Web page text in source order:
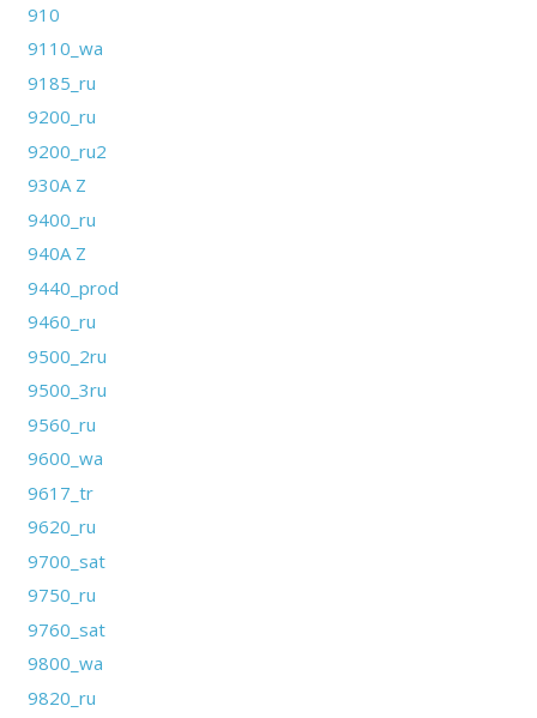
910
9110_wa
9185_ru
9200_ru
9200_ru2
930A Z
9400_ru
940A Z
9440_prod
9460_ru
9500_2ru
9500_3ru
9560_ru
9600_wa
9617_tr
9620_ru
9700_sat
9750_ru
9760_sat
9800_wa
9820_ru